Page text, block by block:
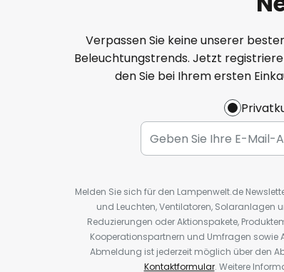
Verpassen Sie keine unserer
Beleuchtungstrends. Jetzt
den Sie bei Ihrem ersten
Melden Sie sich für den Lampenwelt.de
und Leuchten, Ventilatoren, Solaranlagen
Reduzierungen oder Aktionspakete,
Kooperationspartnern und Umfragen sowie
Abmeldung ist jederzeit möglich über den
Kontaktformular. Weitere